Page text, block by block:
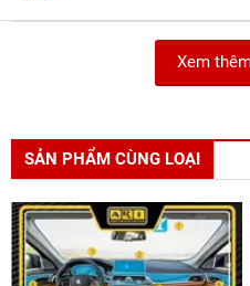
Xem
SẢN PHẨM CÙNG LOẠI